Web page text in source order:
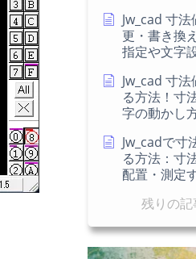
Jw_cad 寸
更・書き換
指定や文字
Jw_cad 寸
る方法！寸
字の動かし
Jw_cadで寸
る方法：寸
配置・測定
残りの